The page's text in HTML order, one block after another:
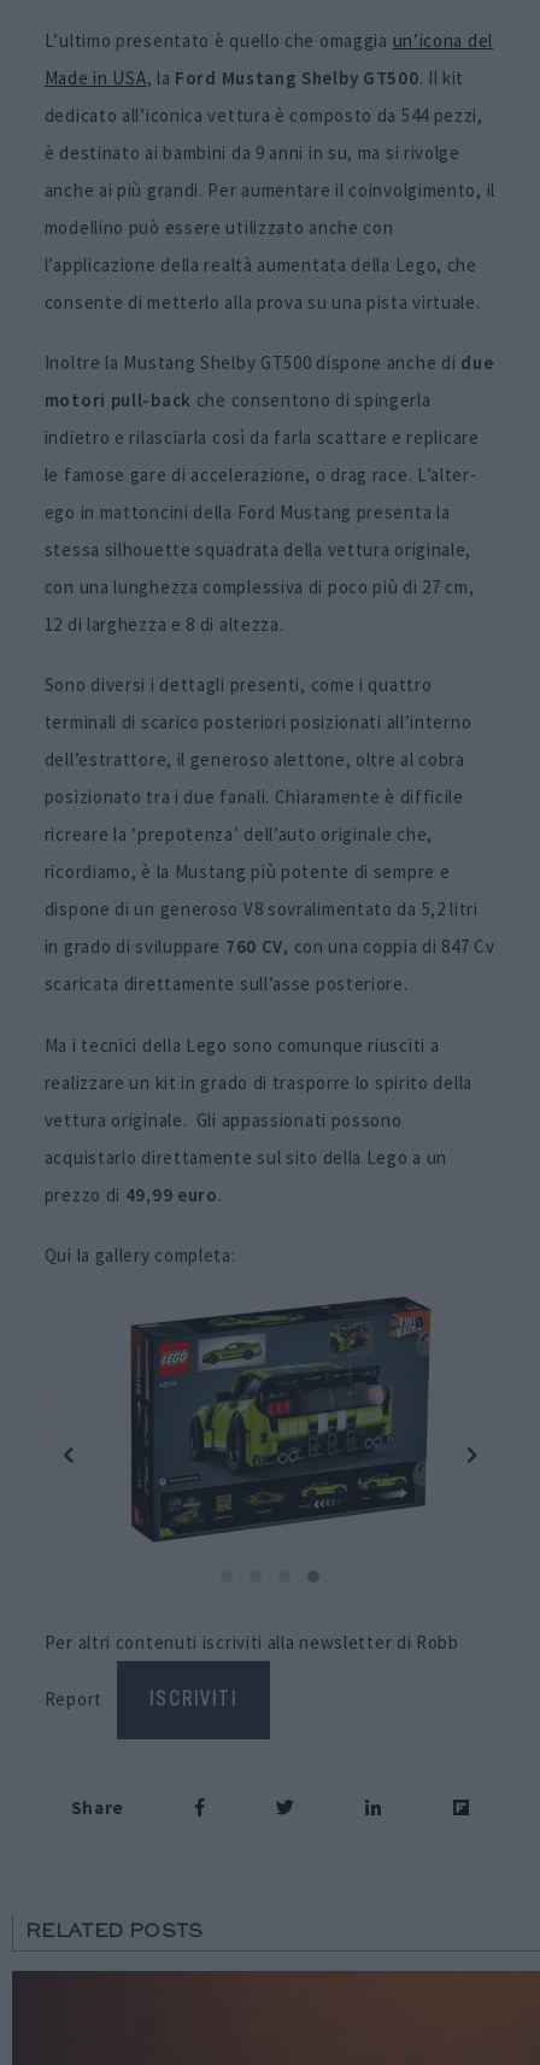
L’ultimo presentato è quello che omaggia un’icona del
Made in USA, la Ford Mustang Shelby GT500. Il kit
dedicato all’iconica vettura è composto da 544 pezzi,
è destinato ai bambini da 9 anni in su, ma si rivolge
anche ai più grandi. Per aumentare il coinvolgimento, il
modellino può essere utilizzato anche con
l’applicazione della realtà aumentata della Lego, che
consente di metterlo alla prova su una pista virtuale.
Inoltre la Mustang Shelby GT500 dispone anche di due
motori pull-back che consentono di spingerla
indietro e rilasciarla così da farla scattare e replicare
le famose gare di accelerazione, o drag race. L’alter-
ego in mattoncini della Ford Mustang presenta la
stessa silhouette squadrata della vettura originale,
con una lunghezza complessiva di poco più di 27 cm,
12 di larghezza e 8 di altezza.
Sono diversi i dettagli presenti, come i quattro
terminali di scarico posteriori posizionati all’interno
dell’estrattore, il generoso alettone, oltre al cobra
posizionato tra i due fanali. Chiaramente è difficile
ricreare la ‘prepotenza’ dell’auto originale che,
ricordiamo, è la Mustang più potente di sempre e
dispone di un generoso V8 sovralimentato da 5,2 litri
in grado di sviluppare 760 CV, con una coppia di 847 Cv
scaricata direttamente sull’asse posteriore.
Ma i tecnici della Lego sono comunque riusciti a
realizzare un kit in grado di trasporre lo spirito della
vettura originale. Gli appassionati possono
acquistarlo direttamente sul sito della Lego a un
prezzo di 49,99 euro.
Qui la gallery completa:
Per altri contenuti iscriviti alla newsletter di Robb
Report ISCRIVITI
Share
RELATED POSTS